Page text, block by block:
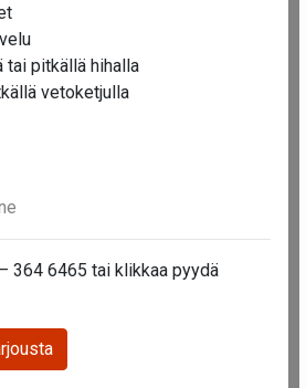
tai pitkällä hihalla
vetoketjulla
364 6465 tai klikkaa pyydä